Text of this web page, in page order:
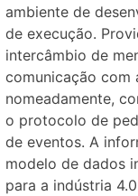
ambiente de
de execução.
intercâmbio de
comunicação com
nomeadamente,
o protocolo de
de eventos. A
modelo de dados
para a indústria